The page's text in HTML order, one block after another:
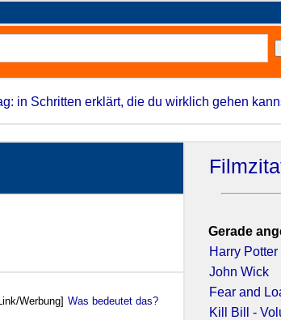
in Schritten erklärt, die du wirklich gehen
Werbung] Was bedeutet das?
Gerade
Harry
John Wick
Fear and
Kill Bill -